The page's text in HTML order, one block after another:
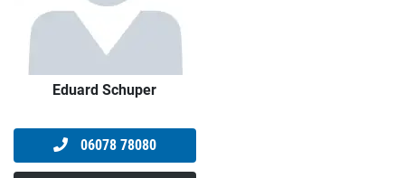
Eduard Schuper
06078 78080